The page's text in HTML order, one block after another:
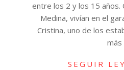
entre los 2 y los 15 años.
Medina, vivían en el
Cristina, uno de los
más
SEGUIR